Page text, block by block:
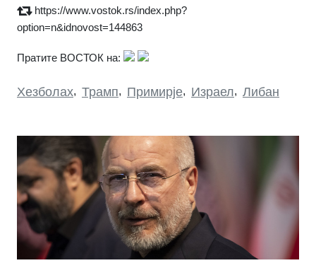
https://www.vostok.rs/index.php?
option=n&idnovost=144863
Пратите ВОСТОК на:
Хезболах, Трамп, Примирје, Израел, Либан